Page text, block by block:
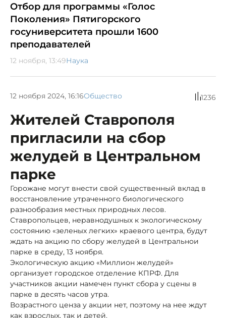
Отбор для программы «Голос
Поколения» Пятигорского
госуниверситета прошли 1600
преподавателей
12 ноября, 13:49Наука
12 ноября 2024, 16:16Общество 1236
Жителей Ставрополя
пригласили на сбор
желудей в Центральном
парке
Горожане могут внести свой существенный вклад в
восстановление утраченного биологического
разнообразия местных природных лесов.
Ставропольцев, неравнодушных к экологическому
состоянию «зеленых легких» краевого центра, будут
ждать на акцию по сбору желудей в Центральнои
парке в среду, 13 ноября.
Экологическую акцию «Миллион желудей»
организует городское отделение КПРФ. Для
участников акции намечен пункт сбора у сцены в
парке в десять часов утра.
Возрастного ценза у акции нет, поэтому на нее ждут
как взрослых, так и детей.